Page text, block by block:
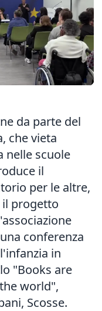
da parte del
che vieta
nelle scuole
il
per le altre,
il progetto
conferenza
in
"Books are
world",
Scosse.